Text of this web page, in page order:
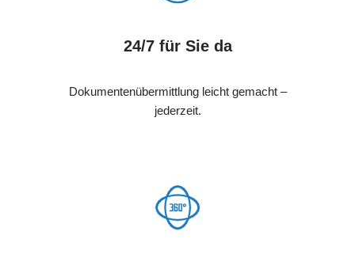
24/7 für Sie da
Dokumentenübermittlung leicht gemacht –
jederzeit.